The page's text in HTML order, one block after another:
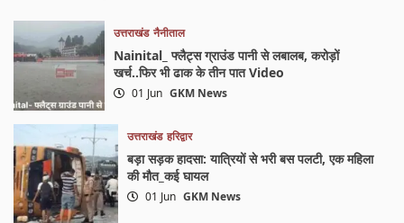
उत्तराखंड नैनीताल
Nainital_ फ्लैट्स ग्राउंड पानी से लबालब, करोड़ों
खर्च..फिर भी ढाक के तीन पात Video
01 Jun GKM News
उत्तराखंड हरिद्वार
बड़ा सड़क हादसा: यात्रियों से भरी बस पलटी, एक महिला
की मौत_कई घायल
01 Jun GKM News